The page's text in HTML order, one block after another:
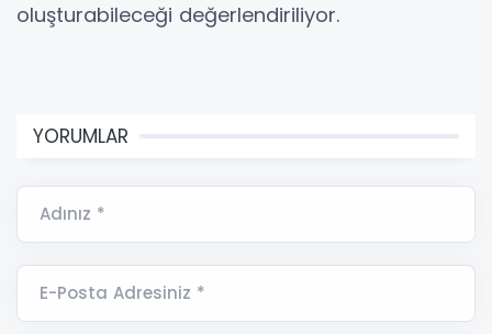
oluşturabileceği değerlendiriliyor.
YORUMLAR
Adınız *
E-Posta Adresiniz *